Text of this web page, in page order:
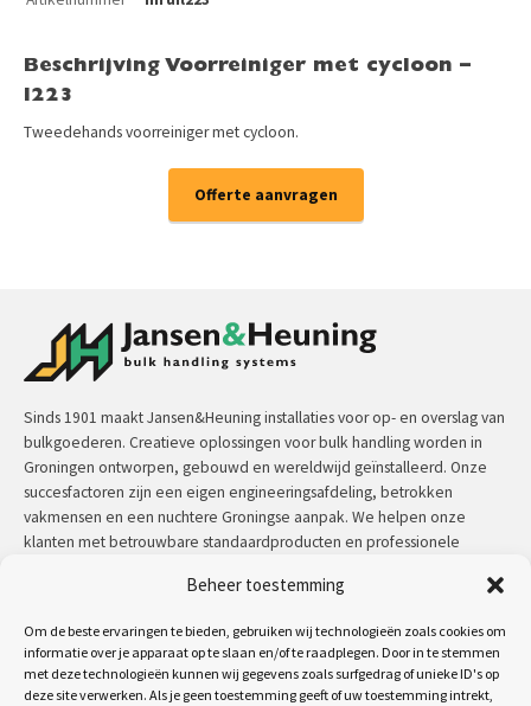
Beheer toestemming
Om de beste ervaringen te bieden, gebruiken wij technologieën zoals cookies om
informatie over je apparaat op te slaan en/of te raadplegen. Door in te stemmen
met deze technologieën kunnen wij gegevens zoals surfgedrag of unieke ID's op
deze site verwerken. Als je geen toestemming geeft of uw toestemming intrekt,
Beschrijving Voorreiniger met cycloon –
I223
Tweedehands voorreiniger met cycloon.
Offerte aanvragen
Sinds 1901 maakt Jansen&Heuning installaties voor op- en overslag van
bulkgoederen. Creatieve oplossingen voor bulk handling worden in
Groningen ontworpen, gebouwd en wereldwijd geïnstalleerd. Onze
succesfactoren zijn een eigen engineeringsafdeling, betrokken
vakmensen en een nuchtere Groningse aanpak. We helpen onze
klanten met betrouwbare standaardproducten en professionele
lees meer